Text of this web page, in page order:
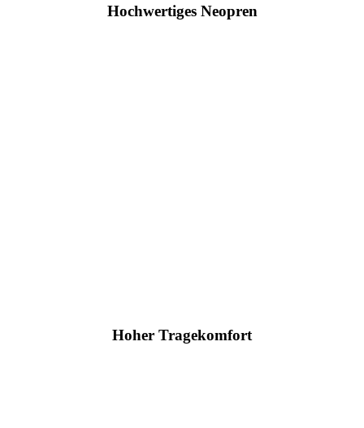
Hochwertiges Neopren
Hoher Tragekomfort